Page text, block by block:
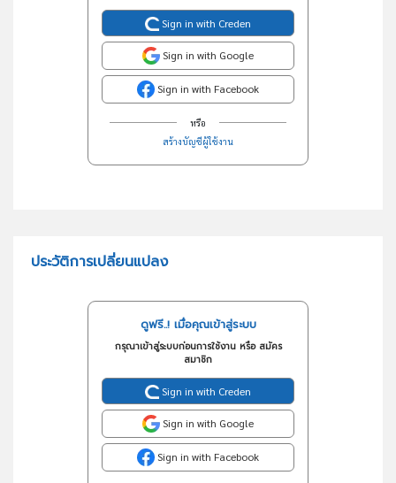
Sign in with Creden
Sign in with Google
Sign in with Facebook
หรือ
สร้างบัญชีผู้ใช้งาน
ประวัติการเปลี่ยนแปลง
ดูฟรี..! เมื่อคุณเข้าสู่ระบบ
กรุณาเข้าสู่ระบบก่อนการใช้งาน หรือ สมัคร
สมาชิก
Sign in with Creden
Sign in with Google
Sign in with Facebook